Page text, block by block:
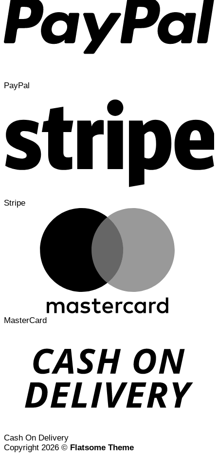
PayPal
Stripe
MasterCard
Cash On Delivery
Copyright 2026 © Flatsome Theme